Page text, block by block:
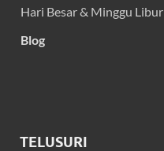
Hari Besar & Minggu Libur
Blog
TELUSURI